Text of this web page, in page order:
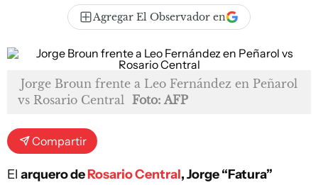
Agregar El Observador en
Jorge Broun frente a Leo Fernández en Peñarol
vs Rosario Central Foto: AFP
Compartir
El arquero deRosario Central, Jorge “Fatura”